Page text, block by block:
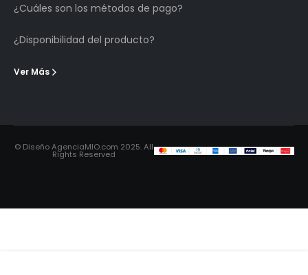
¿Cuáles son los métodos de pago?
¿Disponibilidad del producto?
Ver Más
© Diseño AgenciaMIO.com 2025. All
Rights Reserved